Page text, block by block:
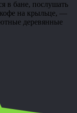
в бане, послушать
кофе на крыльце, —
деревянные